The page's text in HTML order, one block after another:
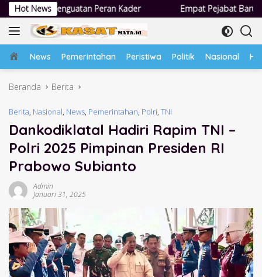
Langsung
ke
konten
Hot News
Kader Empat Pejabat Baru Pemdes Semampir
Home
News Pemerintahan Peristiwa Politik Nasional
Beranda Berita
Berita, Nasional, News, Pemerintahan, Polri, TNI
Dankodiklatal Hadiri Rapim TNI –
Polri 2025 Pimpinan Presiden RI
Prabowo Subianto
Admin
Januari 31, 2025